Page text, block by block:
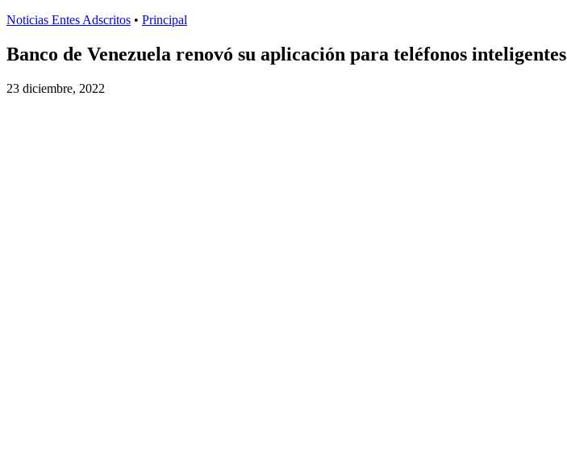
Noticias Entes Adscritos • Principal
Banco de Venezuela renovó su aplicación para teléfonos inteligentes
23 diciembre, 2022